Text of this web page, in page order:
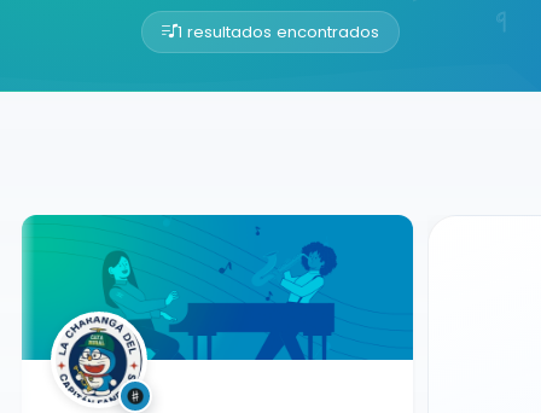
1 resultados encontrados
Buscador de músicos